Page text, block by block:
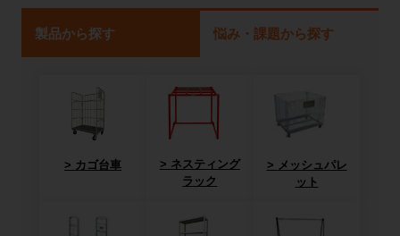
製品から探す 悩み・課題から探す
カゴ台車
ネスティング
ラック
メッシュパレ
ット